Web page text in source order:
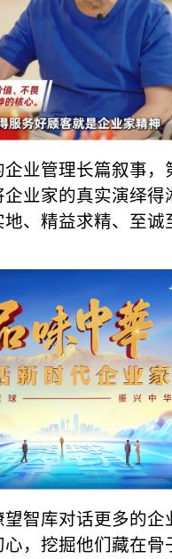
业管理长篇叙事
业家的真实演绎
、精益求精、至
智库对话更多的
，挖掘他们藏在